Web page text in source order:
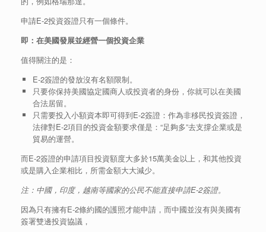
申請E-2投資簽證只有一個條件。
即：在美國發展並經營一個投資企業
值得關注的是：
E-2簽證的發放沒有名額限制。
只要你保持美國協定國商人或投資者的身份，你就可以在美國
合法居留。
只需要投入小額資本即可得到E-2簽證：作為非移民投資簽證，
法律對E-2項目的投資金額要求僅是：“足夠多”去支撐企業或是
貿易的運營。
而E-2簽證的申請項目投資額度大多於15萬美金以上，和其他投資
或是購入企業相比，所需金額大大減少。
注：中國，印度，越南等國家的公民不能直接申請E-2簽證。
因為只有擁有E-2條約國的護照才能申請，而中國並沒有與美國有
簽署雙邊投資協議，